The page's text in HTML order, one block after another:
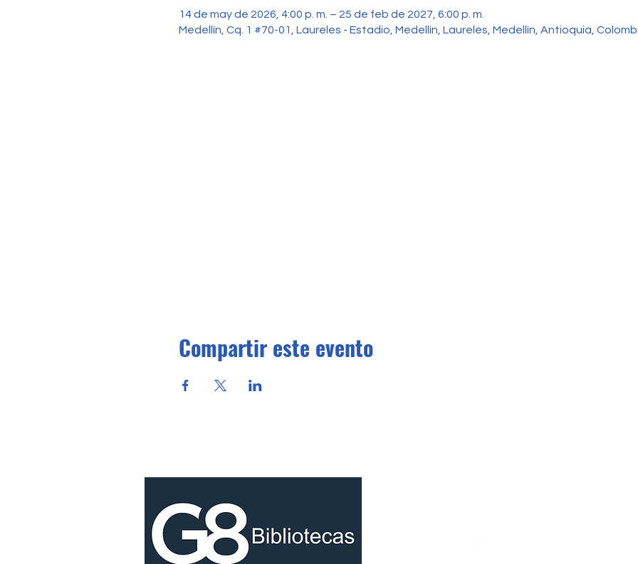
14 de may de 2026, 4:00 p. m. – 25 de feb de 2027, 6:00 p. m.
Medellín, Cq. 1 #70-01, Laureles - Estadio, Medellín, Laureles, Medellín, Antioquia,
Compartir este evento